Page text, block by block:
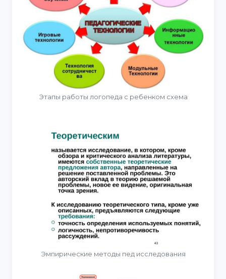
Этапы работы логопеда с ребенком схема
Эмпирические методы пед исследования